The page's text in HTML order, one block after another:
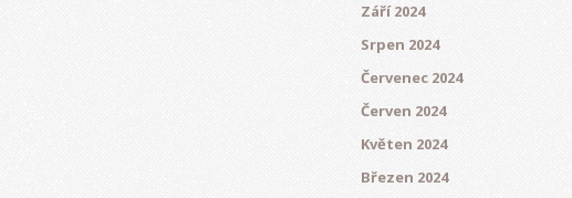
Září 2024
Srpen 2024
Červenec 2024
Červen 2024
Květen 2024
Březen 2024